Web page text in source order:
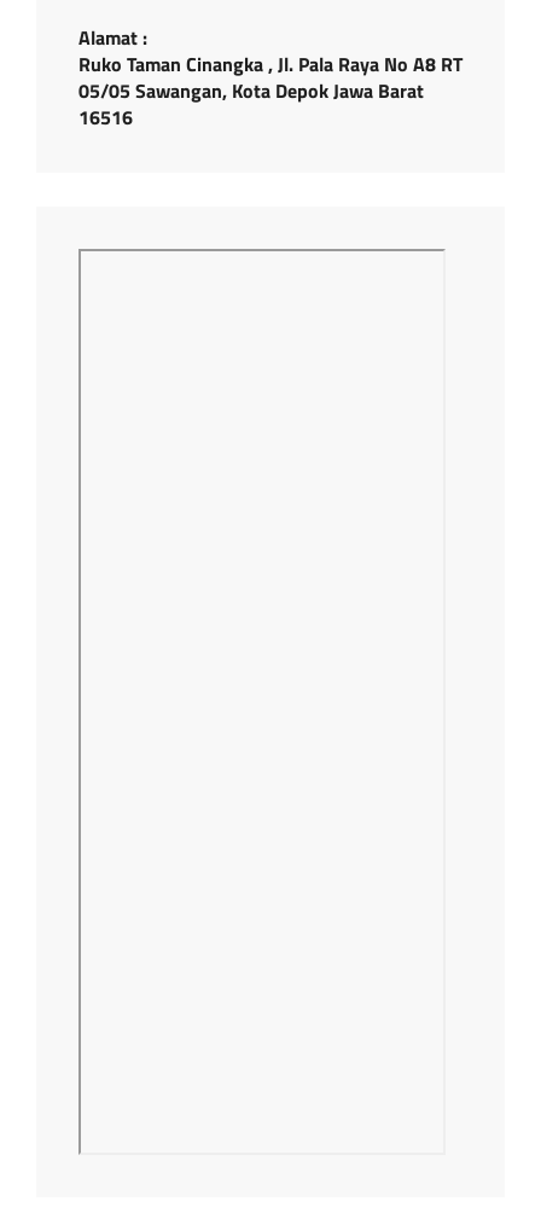
Alamat :
Ruko Taman Cinangka , Jl. Pala Raya No A8 RT
05/05 Sawangan, Kota Depok Jawa Barat
16516